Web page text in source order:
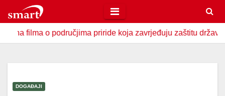
to
contento područjima priride koja zavrjeđuju zaštitu države U
DOGAĐAJI